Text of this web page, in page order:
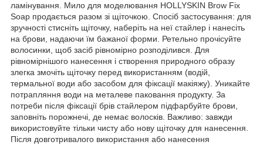
ламінування. Мило для моделювання HOLLYSKIN Brow Fix
Soap продається разом зі щіточкою. Спосіб застосування: для
зручності стисніть щіточку, наберіть на неї стайлер і нанесіть
на брови, надаючи їм бажаної форми. Ретельно прочісуйте
волосинки, щоб засіб рівномірно розподілився. Для
рівномірнішого нанесення і створення природного образу
злегка змочіть щіточку перед використанням (водій,
термальної води або засобом для фіксації макіяжу). Уникайте
потрапляння води на металеве паковання продукту. За
потреби після фіксації брів стайлером підфарбуйте брови,
заповніть порожнечі, де немає волосків. Важливо: завжди
використовуйте тільки чисту або нову щіточку для нанесення.
Після довготривалого використання або нанесення